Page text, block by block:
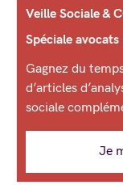
Veille Sociale &
Spéciale avocats
Gagnez du
d’articles
sociale
Je